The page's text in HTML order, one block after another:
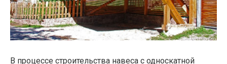
В процессе строительства навеса с односкатной